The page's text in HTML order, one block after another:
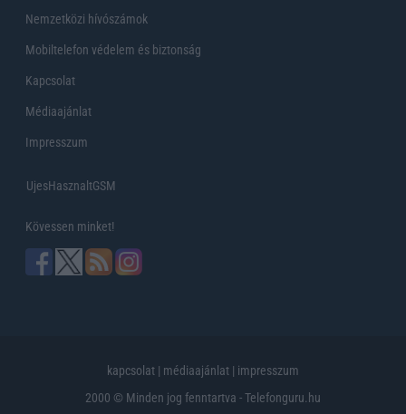
Nemzetközi hívószámok
Mobiltelefon védelem és biztonság
Kapcsolat
Médiaajánlat
Impresszum
UjesHasznaltGSM
Kövessen minket!
kapcsolat | médiaajánlat | impresszum
2000 © Minden jog fenntartva - Telefonguru.hu